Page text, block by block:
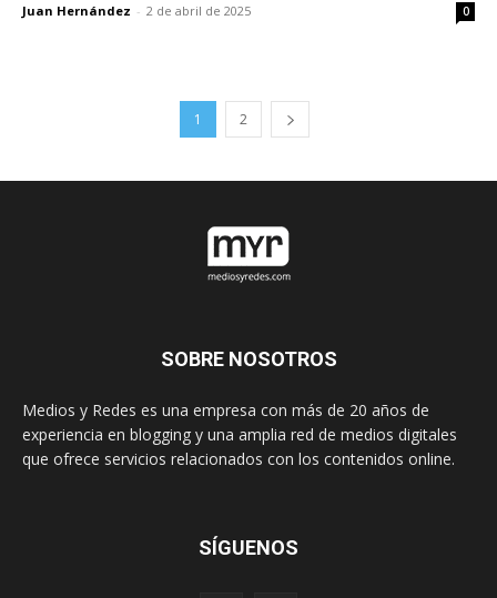
Juan Hernández - 2 de abril de 2025 0
1 2
SOBRE NOSOTROS
Medios y Redes es una empresa con más de 20 años de
experiencia en blogging y una amplia red de medios digitales
que ofrece servicios relacionados con los contenidos online.
SÍGUENOS